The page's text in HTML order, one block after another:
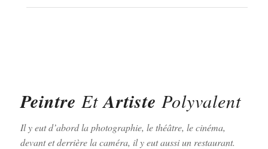
Peintre EtArtiste Polyvalent
Il y eut d’abord la photographie, le théâtre, le cinéma,
devant et derrière la caméra, il y eut aussi un restaurant.